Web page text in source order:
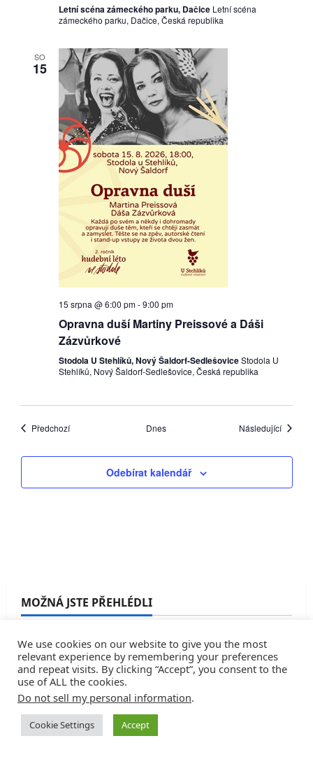
Letní scéna zámeckého parku, Dačice Letní scéna
zámeckého parku, Dačice, Česká republika
SO
15
15 srpna @ 6:00 pm-9:00 pm
Opravna duší Martiny Preissové a Dáši
Zázvůrkové
Stodola U Stehlíků, Nový Šaldorf-SedlešoviceStodola U
Stehlíků, Nový Šaldorf-Sedlešovice, Česká republika
PředchozíAkce Dnes NásledujícíAkce
Odebírat kalendář
MOŽNÁ JSTE PŘEHLÉDLI
We use cookies on our website to give you the most
relevant experience by remembering your preferences
and repeat visits. By clicking “Accept”, you consent to the
use of ALL the cookies.
Do not sell my personal information.
Cookie Settings Accept